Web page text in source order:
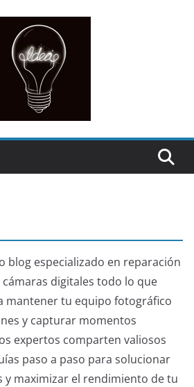
blog especializado en reparación
digitales todo lo que
mantener tu equipo fotográfico
y capturar momentos
expertos comparten valiosos
paso a paso para solucionar
y maximizar el rendimiento de tu